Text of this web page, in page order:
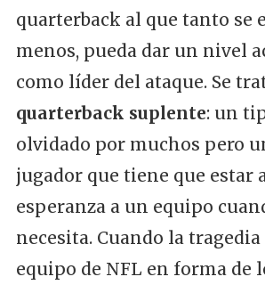
quarterback al que tanto se
menos, pueda dar un nivel
como líder del ataque. Se
quarterback suplente: un
olvidado por muchos pero
jugador que tiene que estar
esperanza a un equipo
necesita. Cuando la
equipo de NFL en forma de